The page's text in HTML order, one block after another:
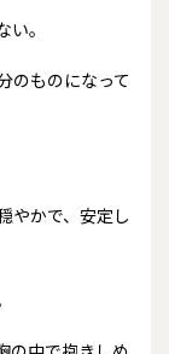
。
のものになって
やかで、安定し